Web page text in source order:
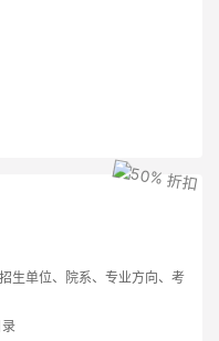
生单位、院系、专业方向、考